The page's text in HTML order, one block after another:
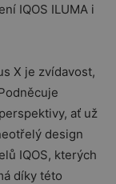
IQOS ILUMA i
X je zvídavost,
ať už
design
IQOS, kterých
díky této